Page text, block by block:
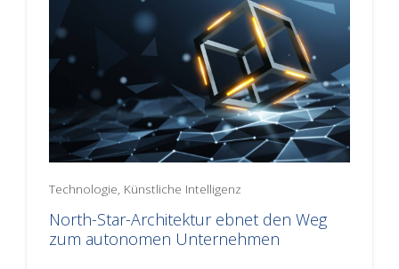
Technologie, Künstliche Intelligenz
North-Star-Architektur ebnet den Weg
zum autonomen Unternehmen